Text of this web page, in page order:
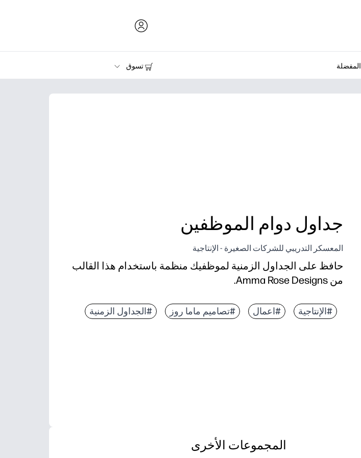
المفضلة
تسوق
الطابعات
جداول دوام الموظفين
المعسكر التدريبي للشركات الصغيرة - الإنتاجية
حافظ على الجداول الزمنية لموظفيك منظمة باستخدام هذا القالب
من Amma Rose Designs.
#الإنتاجية #اعمال #تصاميم ماما روز #الجداول الزمنية
المجموعات الأخرى